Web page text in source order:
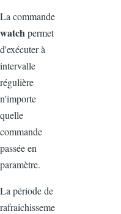
La commande
watchpermet
d'exécuter à
intervalle
régulière
n'importe
quelle
commande
passée en
paramètre.
La période de
rafraichisseme